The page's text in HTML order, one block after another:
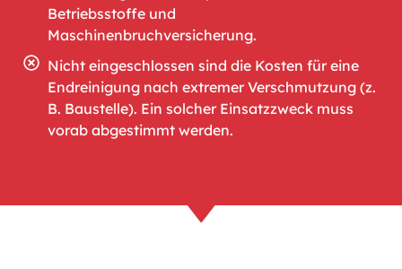
Betriebsstoffe und
Maschinenbruchversicherung.
Nicht eingeschlossen sind die Kosten für eine
Endreinigung nach extremer Verschmutzung (z.
B. Baustelle). Ein solcher Einsatzzweck muss
vorab abgestimmt werden.